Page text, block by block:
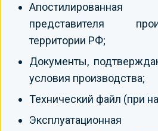
представителя
территории РФ;
Документы,
условия производства;
Технический файл (при